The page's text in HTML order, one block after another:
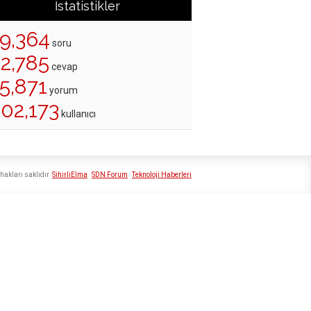
İstatistikler
soru
cevap
yorum
kullanıcı
SihirliElma SDN Forum Teknoloji Haberleri
saklıdır